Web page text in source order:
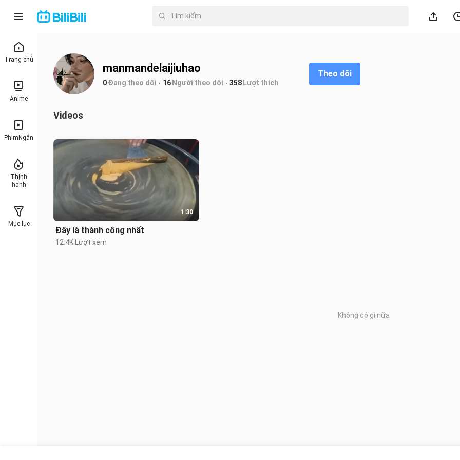
Trang chủ
Anime
PhimNgắn
Thịnh
hành
Mục lục
manmandelaijiuhao
0Đang theo dõi 16Người theo dõi 358Lượt thích
Theo dõi
Videos
1:30
Đây là thành công nhất
12.4K Lượt xem
Không có gì nữa